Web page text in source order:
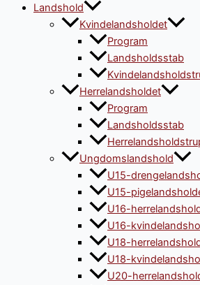
Landshold
Kvindelandsholdet
Program
Landsholdsstab
Herrelandsholdet
Program
Landsholdsstab
Ungdomslandshold
U15-
U15-
U16-
U16-
U18-
U18-
U20-